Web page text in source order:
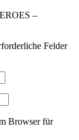
–
Felder
Browser für